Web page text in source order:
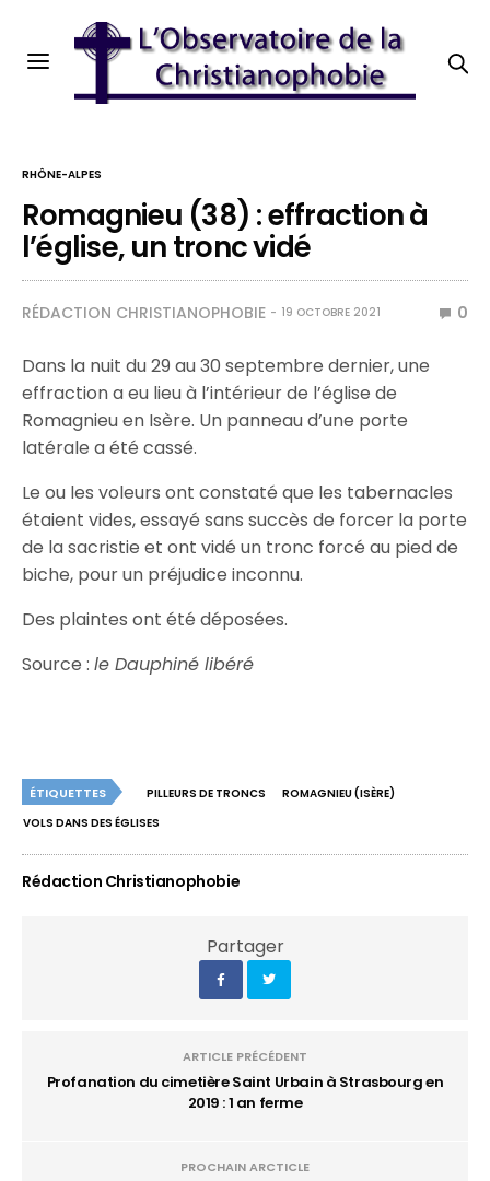
RHÔNE-ALPES
Romagnieu (38) : effraction à
l’église, un tronc vidé
RÉDACTION CHRISTIANOPHOBIE 19 OCTOBRE 2021 0
Dans la nuit du 29 au 30 septembre dernier, une
effraction a eu lieu à l’intérieur de l’église de
Romagnieu en Isère. Un panneau d’une porte
latérale a été cassé.
Le ou les voleurs ont constaté que les tabernacles
étaient vides, essayé sans succès de forcer la porte
de la sacristie et ont vidé un tronc forcé au pied de
biche, pour un préjudice inconnu.
Des plaintes ont été déposées.
Source :le Dauphiné libéré
ÉTIQUETTES PILLEURS DE TRONCS
ROMAGNIEU (ISÈRE)
VOLS DANS DES ÉGLISES
Rédaction Christianophobie
Partager
ARTICLE PRÉCÉDENT
Profanation du cimetière Saint Urbain à Strasbourg en
2019 : 1 an ferme
PROCHAIN ARCTICLE